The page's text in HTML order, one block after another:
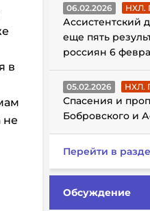
в
не
06.02.2026 НХЛ.
Ассистентский
еще пять
россиян 6
05.02.2026 НХЛ.
Спасения и
Бобровского и
Перейти в
Обсуждение